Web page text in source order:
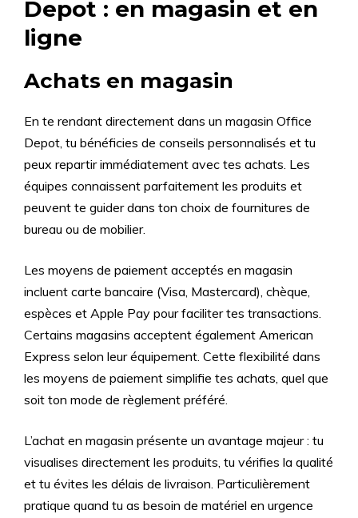
Depot : en magasin et en
ligne
Achats en magasin
En te rendant directement dans un magasin Office
Depot, tu bénéficies de conseils personnalisés et tu
peux repartir immédiatement avec tes achats. Les
équipes connaissent parfaitement les produits et
peuvent te guider dans ton choix de fournitures de
bureau ou de mobilier.
Les moyens de paiement acceptés en magasin
incluent carte bancaire (Visa, Mastercard), chèque,
espèces et Apple Pay pour faciliter tes transactions.
Certains magasins acceptent également American
Express selon leur équipement. Cette flexibilité dans
les moyens de paiement simplifie tes achats, quel que
soit ton mode de règlement préféré.
L’achat en magasin présente un avantage majeur : tu
visualises directement les produits, tu vérifies la qualité
et tu évites les délais de livraison. Particulièrement
pratique quand tu as besoin de matériel en urgence